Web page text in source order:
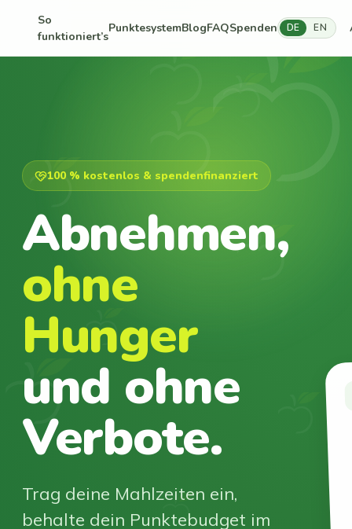
So
funktioniert’s
PunktesystemBlogFAQSpenden DE EN
100 % kostenlos & spendenfinanziert
Abnehmen,
ohne
Hunger
und ohne
Verbote.
Trag deine Mahlzeiten ein,
behalte dein Punktebudget im